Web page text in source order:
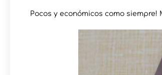
Pocos y económicos como